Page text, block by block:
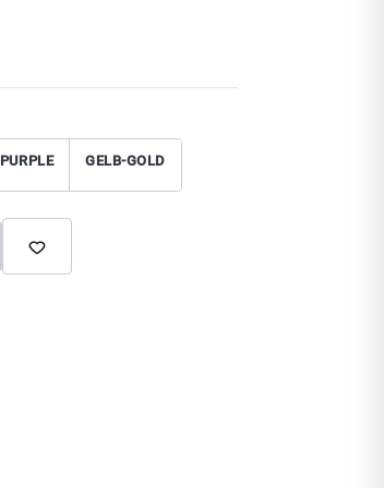
PURPLE GELB-GOLD